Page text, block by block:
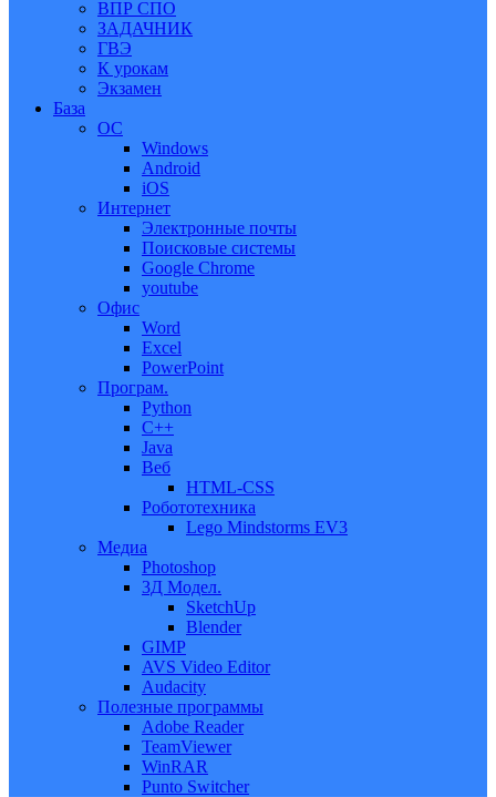
ВПР СПО
ЗАДАЧНИК
ГВЭ
К урокам
Экзамен
База
ОС
Windows
Android
iOS
Интернет
Электронные почты
Поисковые системы
Google Chrome
youtube
Офис
Word
Excel
PowerPoint
Програм.
Python
C++
Java
Веб
HTML-CSS
Робототехника
Lego Mindstorms EV3
Медиа
Photoshop
3Д Модел.
SketchUp
Blender
GIMP
AVS Video Editor
Audacity
Полезные программы
Adobe Reader
TeamViewer
WinRAR
Punto Switcher